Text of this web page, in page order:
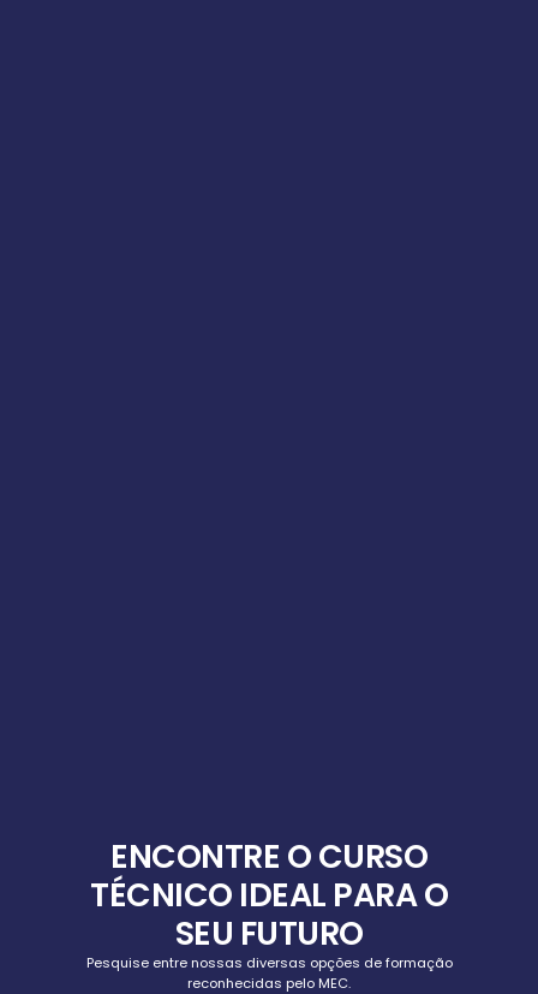
ENCONTRE O CURSO
TÉCNICO IDEAL PARA O
SEU FUTURO
Pesquise entre nossas diversas opções de formação
reconhecidas pelo MEC.